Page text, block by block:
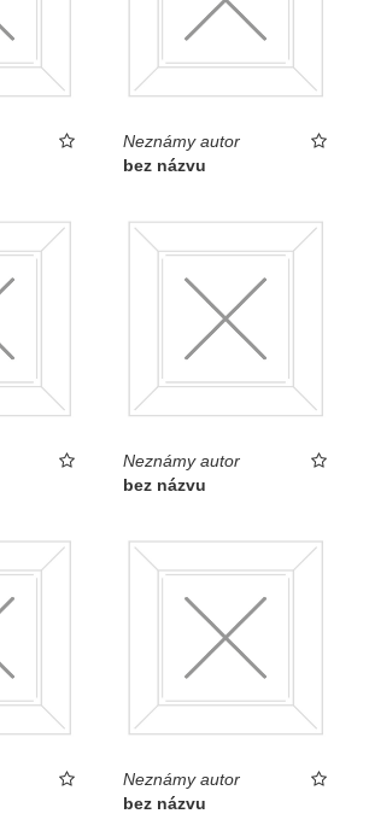
Neznámy autor
bez názvu
Neznámy autor
bez názvu
Neznámy autor
bez názvu